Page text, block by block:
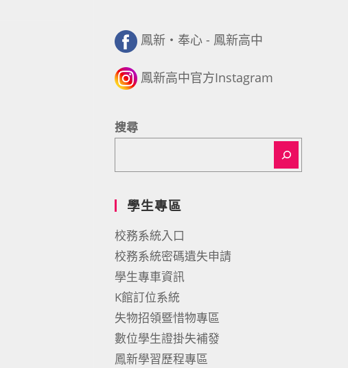
鳳新・奉心 - 鳳新高中
鳳新高中官方Instagram
搜尋
學生專區
校務系統入口
校務系統密碼遺失申請
學生專車資訊
K館訂位系統
失物招領暨惜物專區
數位學生證掛失補發
鳳新學習歷程專區